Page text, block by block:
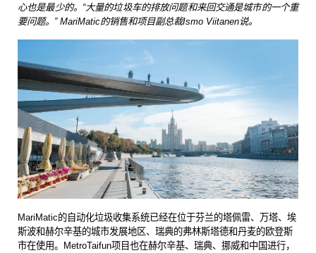
心也是最少的。 “大量的垃圾车的排放问题和来回交通是城市的一个重
要问题。 ” MariMatic的销售和项目副总裁Ismo Viitanen说。
MariMatic的自动化垃圾收集系统已经在位于芬兰的塔佩雷、万塔、埃
斯波和赫尔辛基的城市发展地区、瑞典的弗林斯塔德和丹麦的欧登斯
市在使用。 MetroTaifun项目也在赫尔辛基、瑞典、挪威和中国进行，